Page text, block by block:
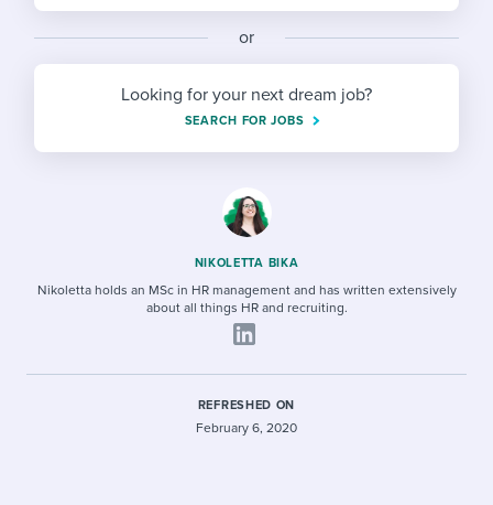
Candidate/employee experiences
or
Looking for your next dream job?
SEARCH FOR JOBS
NIKOLETTA BIKA
Nikoletta holds an MSc in HR management and has written extensively
about all things HR and recruiting.
REFRESHED ON
February 6, 2020